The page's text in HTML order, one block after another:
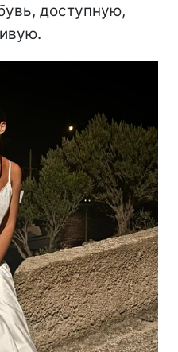
доступную,